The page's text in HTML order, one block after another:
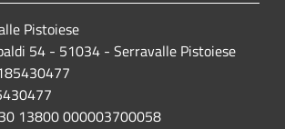
Pistoiese
54 - 51034 - Serravalle Pistoiese
13800 000003700058